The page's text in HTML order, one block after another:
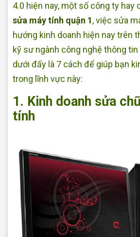
4.0 hiện nay, một số công ty hay
sửa máy tính quận 1, việc sửa
hướng kinh doanh hiện nay trên
kỹ sư ngành công nghệ thông
dưới đấy là 7 cách để giúp bạn
trong lĩnh vực này:
1. Kinh doanh sửa
tính